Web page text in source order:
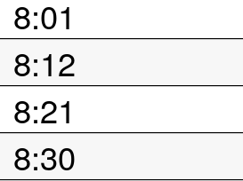
8:01
8:12
8:21
8:30